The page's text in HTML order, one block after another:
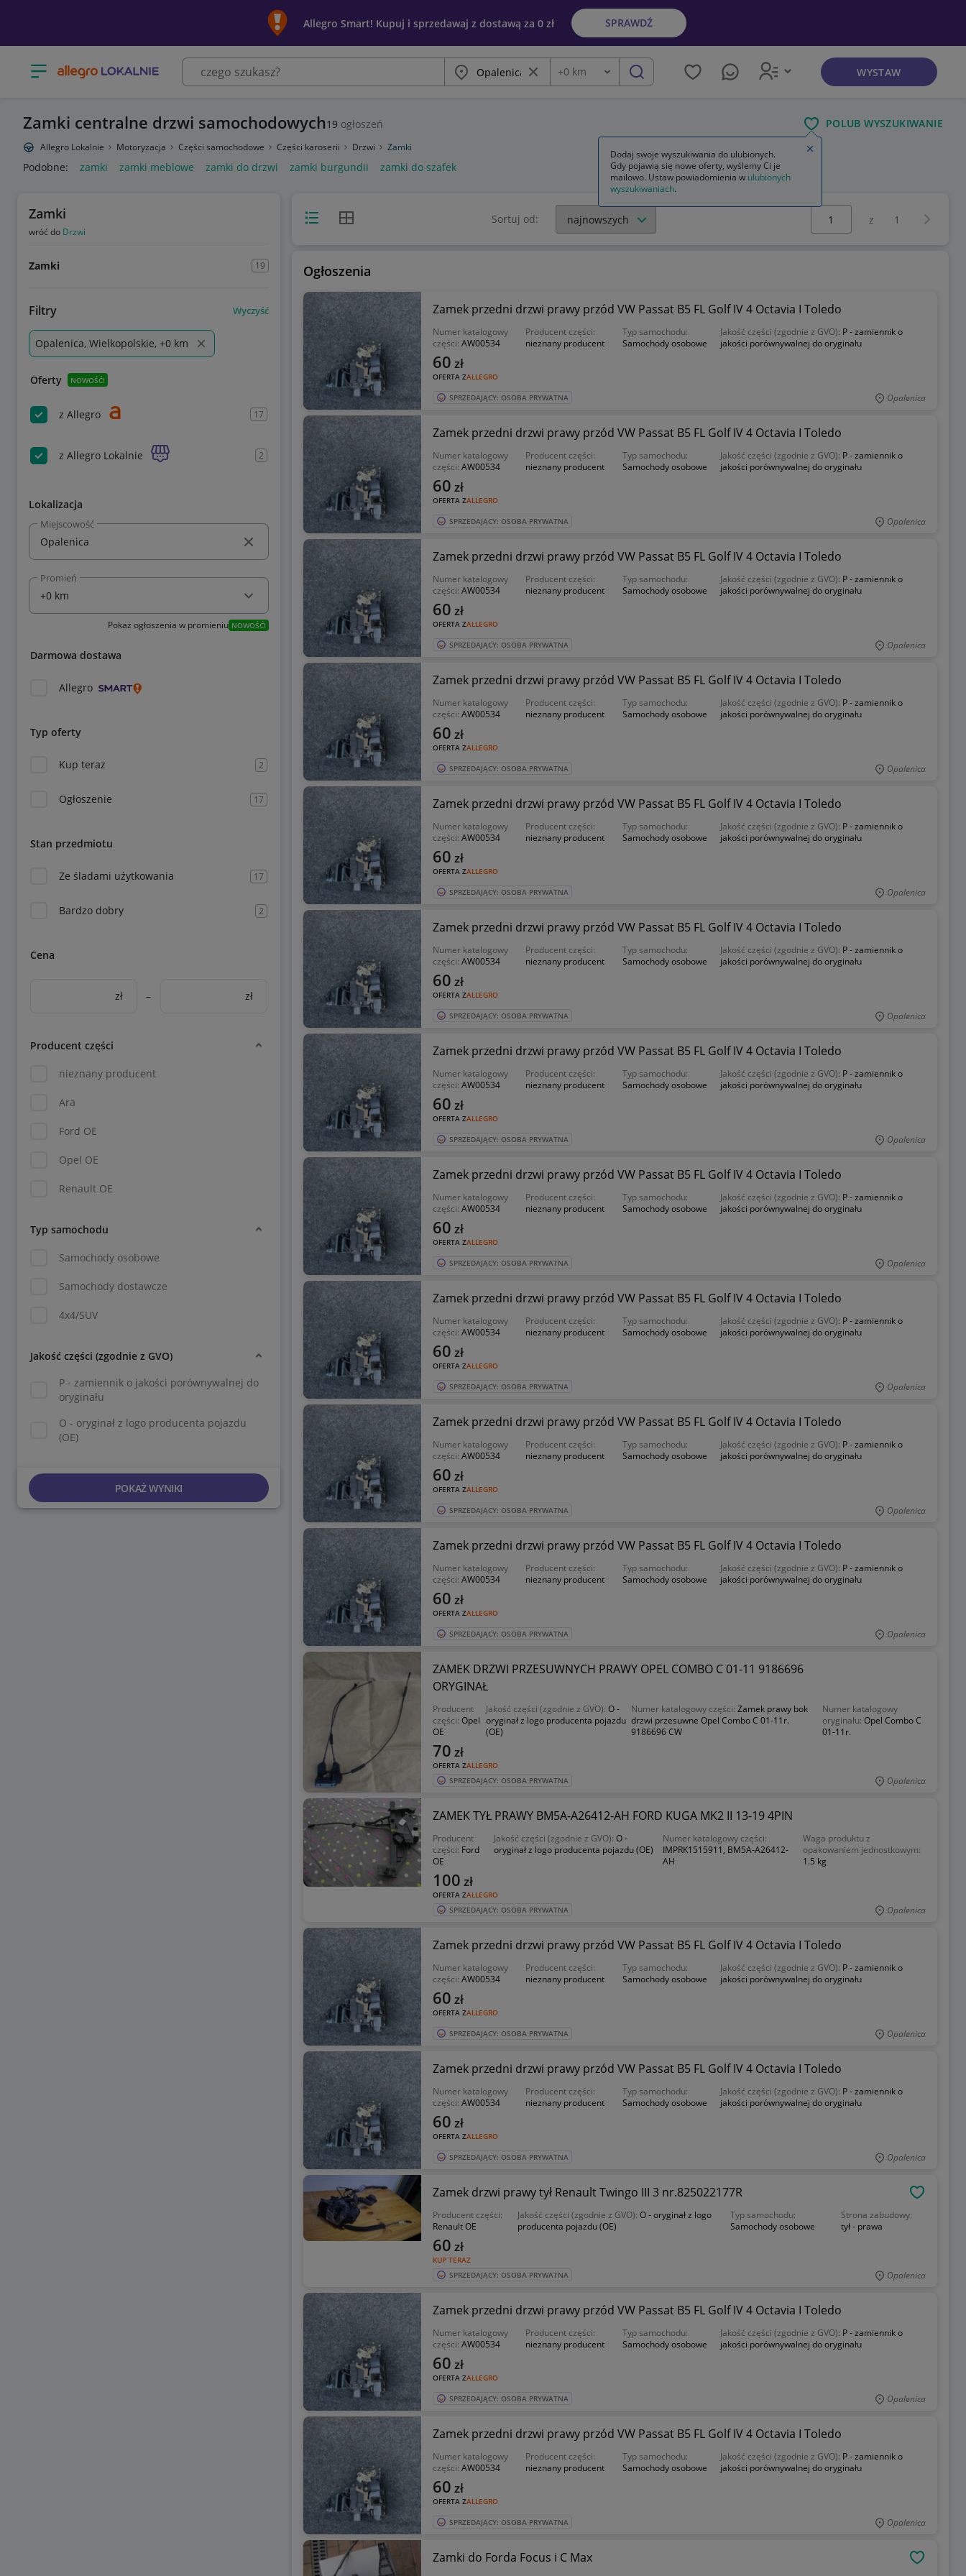
Allegro Smart! Kupuj i sprzedawaj z dostawą za 0 zł SPRAWDŹ
Otwórz menu z kategoriami Miasto Wyczyść frazę
Odległość
+0 km szukaj WYSTAW
Zamki centralne drzwi samochodowych19 ogłoszeń POLUB WYSZUKIWANIE
Allegro Lokalnie Motoryzacja Części samochodowe Części karoserii Drzwi Zamki
Podobne: zamki zamki meblowe zamki do drzwi zamki burgundii zamki do szafek
Zamki
wróć do Drzwi
Zamki 19
Filtry Wyczyść
Opalenica, Wielkopolskie, +0 km
Oferty NOWOŚĆ!
z Allegro 17
z Allegro Lokalnie 2
Lokalizacja
Miejscowość
Promień
Pokaż ogłoszenia w promieniu NOWOŚĆ!
Darmowa dostawa
Allegro
Typ oferty
Kup teraz 2
Ogłoszenie 17
Stan przedmiotu
Ze śladami użytkowania 17
Bardzo dobry 2
Cena
zł – zł
Producent części
nieznany producent
Ara
Ford OE
Opel OE
Renault OE
Typ samochodu
Samochody osobowe
Samochody dostawcze
4x4/SUV
Jakość części (zgodnie z GVO)
P - zamiennik o jakości porównywalnej do
oryginału
O - oryginał z logo producenta pojazdu
(OE)
POKAŻ WYNIKI
Widok listyWidok siatki Sortuj od:
Wybierz stronę:
z 1
Ogłoszenia
Zamek przedni drzwi prawy przód VW Passat B5 FL Golf IV 4 Octavia I Toledo
Numer katalogowy
części: AW00534
Producent części:
nieznany producent
Typ samochodu:
Samochody osobowe
Jakość części (zgodnie z GVO): P - zamiennik o
jakości porównywalnej do oryginału
OFERTA ZALLEGRO
60 zł
SPRZEDAJĄCY: OSOBA PRYWATNA Opalenica
Zamek przedni drzwi prawy przód VW Passat B5 FL Golf IV 4 Octavia I Toledo
Numer katalogowy
części: AW00534
Producent części:
nieznany producent
Typ samochodu:
Samochody osobowe
Jakość części (zgodnie z GVO): P - zamiennik o
jakości porównywalnej do oryginału
OFERTA ZALLEGRO
60 zł
SPRZEDAJĄCY: OSOBA PRYWATNA Opalenica
Zamek przedni drzwi prawy przód VW Passat B5 FL Golf IV 4 Octavia I Toledo
Numer katalogowy
części: AW00534
Producent części:
nieznany producent
Typ samochodu:
Samochody osobowe
Jakość części (zgodnie z GVO): P - zamiennik o
jakości porównywalnej do oryginału
OFERTA ZALLEGRO
60 zł
SPRZEDAJĄCY: OSOBA PRYWATNA Opalenica
Zamek przedni drzwi prawy przód VW Passat B5 FL Golf IV 4 Octavia I Toledo
Numer katalogowy
części: AW00534
Producent części:
nieznany producent
Typ samochodu:
Samochody osobowe
Jakość części (zgodnie z GVO): P - zamiennik o
jakości porównywalnej do oryginału
OFERTA ZALLEGRO
60 zł
SPRZEDAJĄCY: OSOBA PRYWATNA Opalenica
Zamek przedni drzwi prawy przód VW Passat B5 FL Golf IV 4 Octavia I Toledo
Numer katalogowy
części: AW00534
Producent części:
nieznany producent
Typ samochodu:
Samochody osobowe
Jakość części (zgodnie z GVO): P - zamiennik o
jakości porównywalnej do oryginału
OFERTA ZALLEGRO
60 zł
SPRZEDAJĄCY: OSOBA PRYWATNA Opalenica
Zamek przedni drzwi prawy przód VW Passat B5 FL Golf IV 4 Octavia I Toledo
Numer katalogowy
części: AW00534
Producent części:
nieznany producent
Typ samochodu:
Samochody osobowe
Jakość części (zgodnie z GVO): P - zamiennik o
jakości porównywalnej do oryginału
OFERTA ZALLEGRO
60 zł
SPRZEDAJĄCY: OSOBA PRYWATNA Opalenica
Zamek przedni drzwi prawy przód VW Passat B5 FL Golf IV 4 Octavia I Toledo
Numer katalogowy
części: AW00534
Producent części:
nieznany producent
Typ samochodu:
Samochody osobowe
Jakość części (zgodnie z GVO): P - zamiennik o
jakości porównywalnej do oryginału
OFERTA ZALLEGRO
60 zł
SPRZEDAJĄCY: OSOBA PRYWATNA Opalenica
Zamek przedni drzwi prawy przód VW Passat B5 FL Golf IV 4 Octavia I Toledo
Numer katalogowy
części: AW00534
Producent części:
nieznany producent
Typ samochodu:
Samochody osobowe
Jakość części (zgodnie z GVO): P - zamiennik o
jakości porównywalnej do oryginału
OFERTA ZALLEGRO
60 zł
SPRZEDAJĄCY: OSOBA PRYWATNA Opalenica
Zamek przedni drzwi prawy przód VW Passat B5 FL Golf IV 4 Octavia I Toledo
Numer katalogowy
części: AW00534
Producent części:
nieznany producent
Typ samochodu:
Samochody osobowe
Jakość części (zgodnie z GVO): P - zamiennik o
jakości porównywalnej do oryginału
OFERTA ZALLEGRO
60 zł
SPRZEDAJĄCY: OSOBA PRYWATNA Opalenica
Zamek przedni drzwi prawy przód VW Passat B5 FL Golf IV 4 Octavia I Toledo
Numer katalogowy
części: AW00534
Producent części:
nieznany producent
Typ samochodu:
Samochody osobowe
Jakość części (zgodnie z GVO): P - zamiennik o
jakości porównywalnej do oryginału
OFERTA ZALLEGRO
60 zł
SPRZEDAJĄCY: OSOBA PRYWATNA Opalenica
Zamek przedni drzwi prawy przód VW Passat B5 FL Golf IV 4 Octavia I Toledo
Numer katalogowy
części: AW00534
Producent części:
nieznany producent
Typ samochodu:
Samochody osobowe
Jakość części (zgodnie z GVO): P - zamiennik o
jakości porównywalnej do oryginału
OFERTA ZALLEGRO
60 zł
SPRZEDAJĄCY: OSOBA PRYWATNA Opalenica
ZAMEK DRZWI PRZESUWNYCH PRAWY OPEL COMBO C 01-11 9186696
ORYGINAŁ
Producent
części: Opel
OE
Jakość części (zgodnie z GVO): O -
oryginał z logo producenta pojazdu
(OE)
Numer katalogowy części:Zamek prawy bok
drzwi przesuwne Opel Combo C 01-11r.
9186696 CW
Numer katalogowy
oryginału:Opel Combo C
01-11r.
OFERTA ZALLEGRO
70 zł
SPRZEDAJĄCY: OSOBA PRYWATNA Opalenica
ZAMEK TYŁ PRAWY BM5A-A26412-AH FORD KUGA MK2 II 13-19 4PIN
Producent
części: Ford
OE
Jakość części (zgodnie z GVO): O -
oryginał z logo producenta pojazdu (OE)
Numer katalogowy części:
IMPRK1515911, BM5A-A26412-
AH
Waga produktu z
opakowaniem jednostkowym:
1.5 kg
OFERTA ZALLEGRO
100 zł
SPRZEDAJĄCY: OSOBA PRYWATNA Opalenica
Zamek przedni drzwi prawy przód VW Passat B5 FL Golf IV 4 Octavia I Toledo
Numer katalogowy
części: AW00534
Producent części:
nieznany producent
Typ samochodu:
Samochody osobowe
Jakość części (zgodnie z GVO): P - zamiennik o
jakości porównywalnej do oryginału
OFERTA ZALLEGRO
60 zł
SPRZEDAJĄCY: OSOBA PRYWATNA Opalenica
Zamek przedni drzwi prawy przód VW Passat B5 FL Golf IV 4 Octavia I Toledo
Numer katalogowy
części: AW00534
Producent części:
nieznany producent
Typ samochodu:
Samochody osobowe
Jakość części (zgodnie z GVO): P - zamiennik o
jakości porównywalnej do oryginału
OFERTA ZALLEGRO
60 zł
SPRZEDAJĄCY: OSOBA PRYWATNA Opalenica
Zamek drzwi prawy tył Renault Twingo III 3 nr.825022177R
Producent części:
Renault OE
Jakość części (zgodnie z GVO):O - oryginał z logo
producenta pojazdu (OE)
Typ samochodu:
Samochody osobowe
Strona zabudowy:
tył - prawa
KUP TERAZ
60 zł
SPRZEDAJĄCY: OSOBA PRYWATNA Opalenica
Zamek przedni drzwi prawy przód VW Passat B5 FL Golf IV 4 Octavia I Toledo
Numer katalogowy
części: AW00534
Producent części:
nieznany producent
Typ samochodu:
Samochody osobowe
Jakość części (zgodnie z GVO): P - zamiennik o
jakości porównywalnej do oryginału
OFERTA ZALLEGRO
60 zł
SPRZEDAJĄCY: OSOBA PRYWATNA Opalenica
Zamek przedni drzwi prawy przód VW Passat B5 FL Golf IV 4 Octavia I Toledo
Numer katalogowy
części: AW00534
Producent części:
nieznany producent
Typ samochodu:
Samochody osobowe
Jakość części (zgodnie z GVO): P - zamiennik o
jakości porównywalnej do oryginału
OFERTA ZALLEGRO
60 zł
SPRZEDAJĄCY: OSOBA PRYWATNA Opalenica
Zamki do Forda Focus i C Max
Dodaj swoje wyszukiwania do ulubionych.
Gdy pojawią się nowe oferty, wyślemy Ci je
mailowo. Ustaw powiadomienia w ulubionych
wyszukiwaniach.
Zamknij wskazówkę